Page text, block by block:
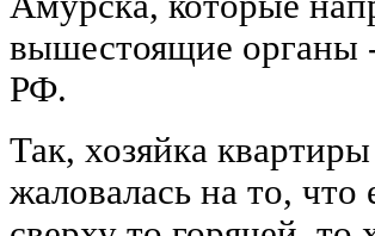
вышестоящие органы
РФ.
Так, хозяйка
жаловалась на то, что